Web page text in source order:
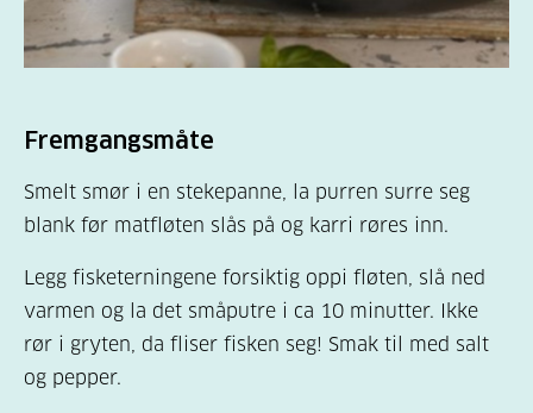
Fremgangsmåte
Smelt smør i en stekepanne, la purren surre seg
blank før matfløten slås på og karri røres inn.
Legg fisketerningene forsiktig oppi fløten, slå ned
varmen og la det småputre i ca 10 minutter. Ikke
rør i gryten, da fliser fisken seg! Smak til med salt
og pepper.